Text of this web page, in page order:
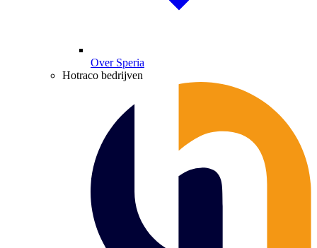
Over Speria
Hotraco bedrijven